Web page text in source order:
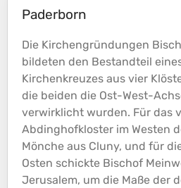
Paderborn
Die Kirchengründungen
bildeten den Bestandteil
Kirchenkreuzes aus vier
die beiden die Ost-West-
verwirklicht wurden. Für das
Abdinghofkloster im Westen
Mönche aus Cluny, und für
Osten schickte Bischof
Jerusalem, um die Maße der